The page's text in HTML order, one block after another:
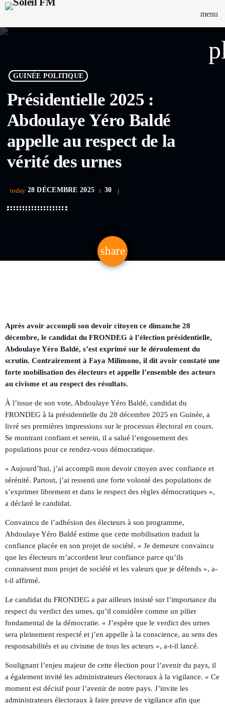
menu
GUINÉE POLITIQUE
Présidentielle 2025 :
Abdoulaye Yéro Baldé
appelle au respect de la
vérité des urnes
today 28 DÉCEMBRE 2025 30
share
email
Après avoir accompli son devoir citoyen ce dimanche 28
décembre, le candidat du FRONDEG à l’élection présidentielle,
Abdoulaye Yéro Baldé, s’est exprimé sur le déroulement du
scrutin. Contrairement à Faya Milimono, il dit avoir constaté une
forte mobilisation des électeurs et appelle l’ensemble des acteurs
au civisme et au respect des résultats.
À l’issue de son vote, Abdoulaye Yéro Baldé, candidat du
FRONDEG à la présidentielle du 28 décembre 2025 en Guinée, a
livré ses premières impressions sur le processus électoral en cours.
Se montrant confiant et serein, il a salué l’engouement des
populations pour ce rendez-vous démocratique.
« Aujourd’hui, j’ai accompli mon devoir citoyen avec confiance et
sérénité. Partout, j’ai ressenti une forte volonté des populations de
s’exprimer librement et dans le respect des règles démocratiques »,
a déclaré le candidat.
Convaincu de l’adhésion des électeurs à son programme,
Abdoulaye Yéro Baldé estime que cette mobilisation traduit la
confiance placée en son projet de société. « Je demeure convaincu
que les électeurs m’accordent leur confiance parce qu’ils
connaissent mon projet de société et les valeurs que je défends », a-
t-il affirmé.
Le candidat du FRONDEG a par ailleurs insisté sur l’importance du
respect du verdict des urnes, qu’il considère comme un pilier
fondamental de la démocratie. « J’espère que le verdict des urnes
sera pleinement respecté et j’en appelle à la conscience, au sens des
responsabilités et au civisme de tous les acteurs », a-t-il lancé.
Soulignant l’enjeu majeur de cette élection pour l’avenir du pays, il
a également invité les administrateurs électoraux à la vigilance. « Ce
moment est décisif pour l’avenir de notre pays. J’invite les
administrateurs électoraux à faire preuve de vigilance afin que